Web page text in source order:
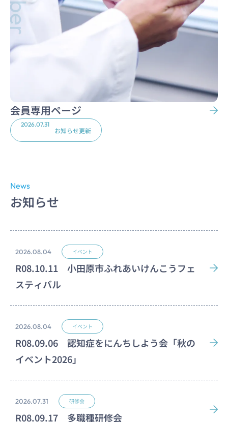
会員専用ページ
2026.07.31
お知らせ更新
News
お知らせ
2026.08.04 イベント
R08.10.11 小田原市ふれあいけんこうフェ
スティバル
2026.08.04 イベント
R08.09.06 認知症をにんちしよう会「秋の
イベント2026」
2026.07.31 研修会
R08.09.17 多職種研修会